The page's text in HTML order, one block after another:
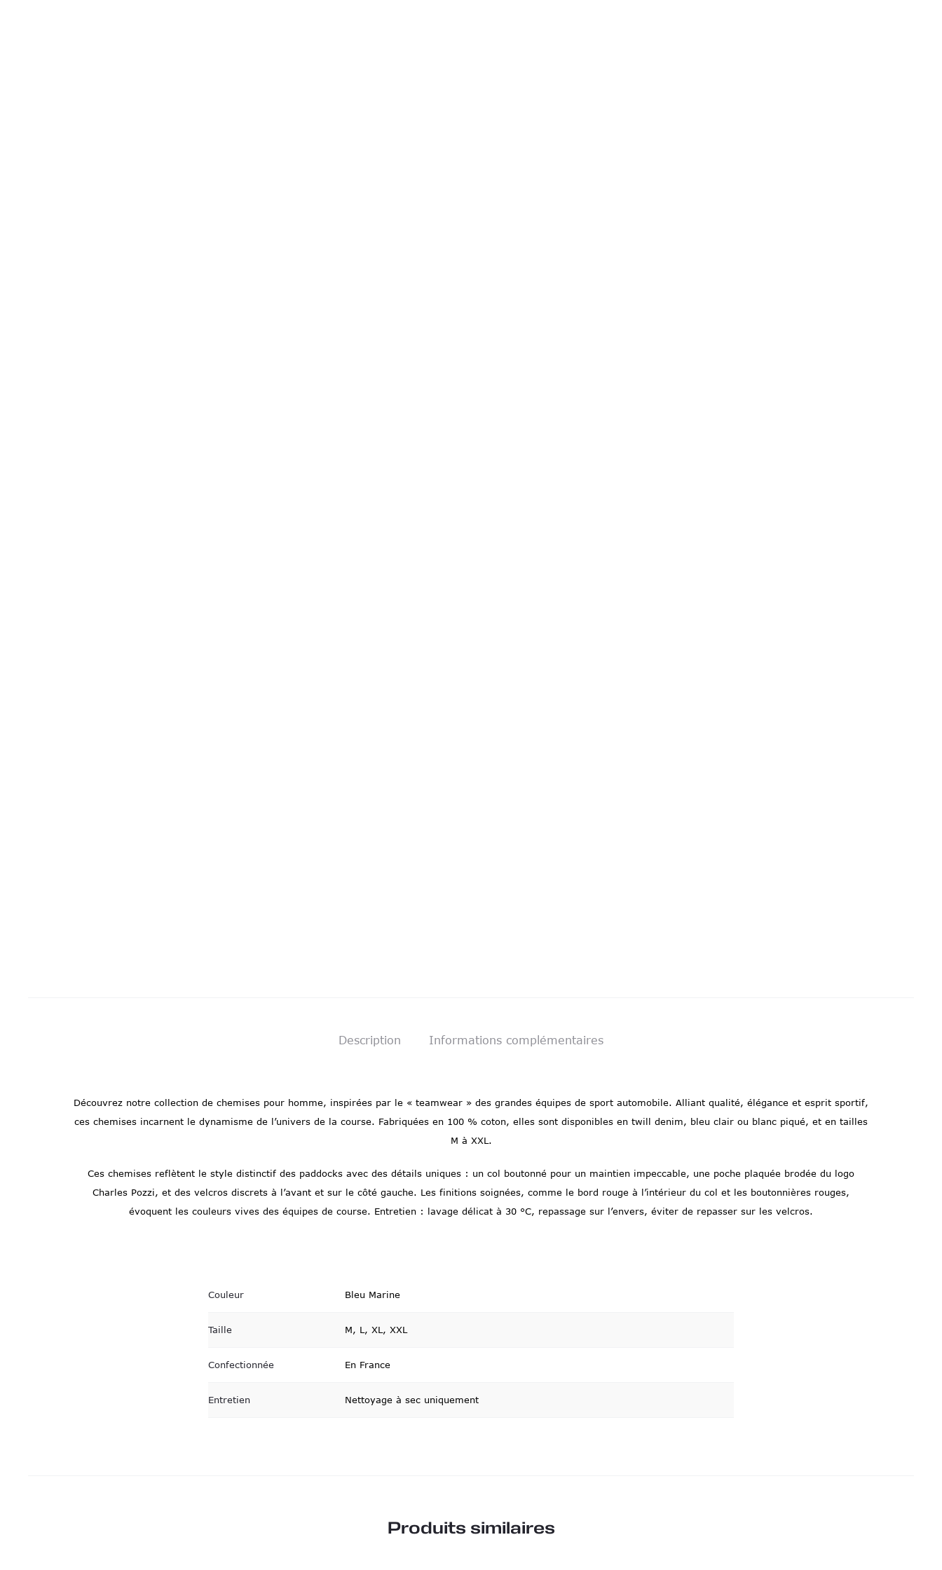
Description Informations complémentaires
Découvrez notre collection de chemises pour homme, inspirées par le « teamwear » des grandes équipes de sport automobile. Alliant qualité, élégance et esprit sportif,
ces chemises incarnent le dynamisme de l’univers de la course. Fabriquées en 100 % coton, elles sont disponibles en twill denim, bleu clair ou blanc piqué, et en tailles
M à XXL.
Ces chemises reflètent le style distinctif des paddocks avec des détails uniques : un col boutonné pour un maintien impeccable, une poche plaquée brodée du logo
Charles Pozzi, et des velcros discrets à l’avant et sur le côté gauche. Les finitions soignées, comme le bord rouge à l’intérieur du col et les boutonnières rouges,
évoquent les couleurs vives des équipes de course. Entretien : lavage délicat à 30 °C, repassage sur l’envers, éviter de repasser sur les velcros.
Couleur Bleu Marine
Taille M, L, XL, XXL
Confectionnée En France
Entretien Nettoyage à sec uniquement
Produits similaires